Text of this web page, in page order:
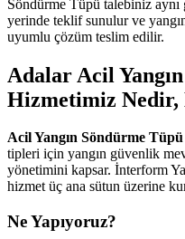
Söndürme Tüpü talebiniz aynı
yerinde teklif sunulur ve
uyumlu çözüm teslim edilir.
Adalar Acil
Hizmetimiz Nedir,
Acil Yangın Söndürme Tüpü
tipleri için yangın güvenlik
yönetimini kapsar. İnterform
hizmet üç ana sütun üzerine
Ne Yapıyoruz?